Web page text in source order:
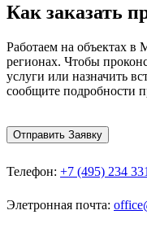
Как заказать
Работаем на объектах в
регионах. Чтобы
услуги или назначить
сообщите подробности
Отправить Заявку
Телефон: +7 (495) 234
Элетронная почта: